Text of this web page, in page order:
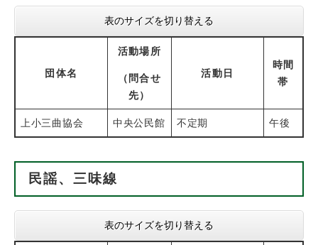
表のサイズを切り替える
団体名
活動場所
（問合せ
先）
活動日
時間
帯
上小三曲協会 中央公民館 不定期 午後
民謡、三味線
表のサイズを切り替える